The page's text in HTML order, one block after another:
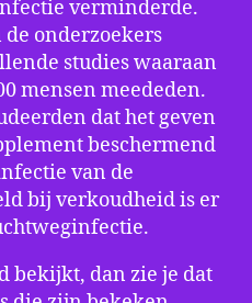
verminderde.
onderzoekers
studies waaraan
mensen meededen.
dat het geven
beschermend
van de
bij verkoudheid is er
bekijkt, dan zie je dat